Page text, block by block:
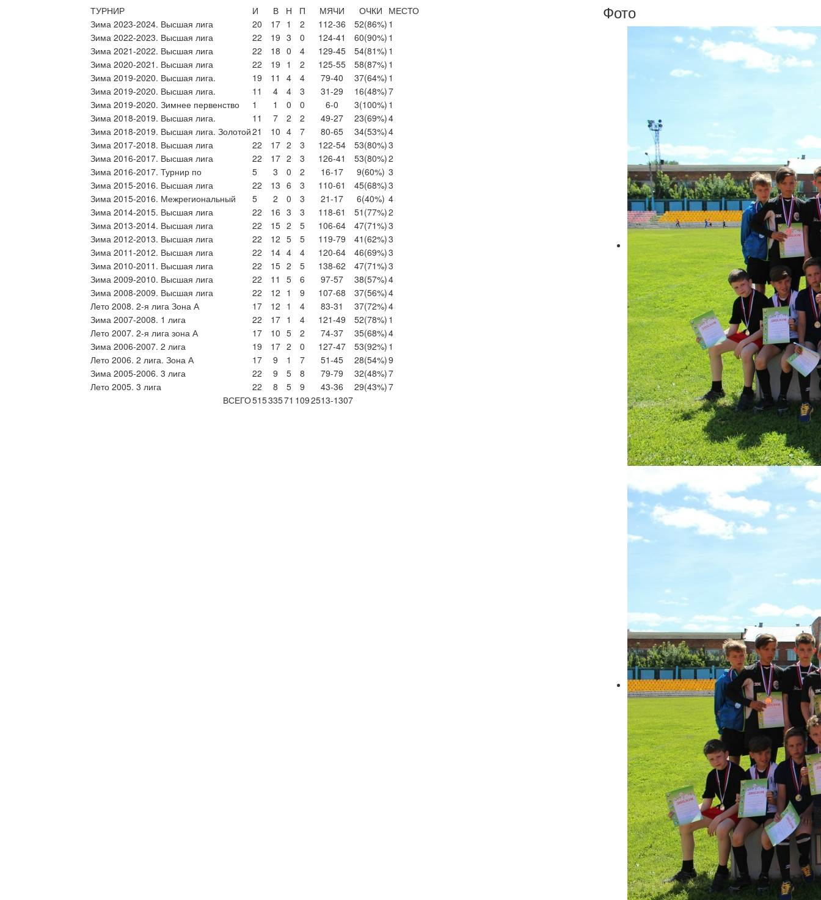
ТУРНИР
И В Н П МЯЧИ ОЧКИ МЕСТО
Зима 2023-2024. Высшая лига
20 17 1 2 112-36 52(86%) 1
Зима 2022-2023. Высшая лига
22 19 3 0 124-41 60(90%) 1
Зима 2021-2022. Высшая лига
22 18 0 4 129-45 54(81%) 1
Зима 2020-2021. Высшая лига
22 19 1 2 125-55 58(87%) 1
Зима 2019-2020. Высшая лига.
19 11 4 4 79-40 37(64%) 1
Зима 2019-2020. Высшая лига.
11 4 4 3 31-29 16(48%)7
Зима 2019-2020. Зимнее первенство
1 1 0 0 6-0 3(100%) 1
Зима 2018-2019. Высшая лига.
11 7 2 2 49-27 23(69%)4
Зима 2018-2019. Высшая лига. Золотой21 10 4 7 80-65 34(53%)4
Зима 2017-2018. Высшая лига
22 17 2 3 122-54 53(80%)3
Зима 2016-2017. Высшая лига
22 17 2 3 126-41 53(80%)2
Зима 2016-2017. Турнир по
5 3 0 2 16-17 9(60%) 3
Зима 2015-2016. Высшая лига
22 13 6 3 110-61 45(68%)3
Зима 2015-2016. Межрегиональный
5 2 0 3 21-17 6(40%) 4
Зима 2014-2015. Высшая лига
22 16 3 3 118-61 51 (77%)2
Зима 2013-2014. Высшая лига
22 15 2 5 106-64 47(71%)3
Зима 2012-2013. Высшая лига
22 12 5 5 119-79 41 (62%)3
Зима 2011-2012. Высшая лига
22 14 4 4 120-64 46(69%)3
Зима 2010-2011. Высшая лига
22 15 2 5 138-62 47(71%)3
Зима 2009-2010. Высшая лига
22 11 5 6 97-57 38(57%)4
Зима 2008-2009. Высшая лига
22 12 1 9 107-68 37(56%)4
Лето 2008. 2-я лига Зона А
17 12 1 4 83-31 37(72%)4
Зима 2007-2008. 1 лига
22 17 1 4 121-49 52(78%) 1
Лето 2007. 2-я лига зона А
17 10 5 2 74-37 35(68%)4
Зима 2006-2007. 2 лига
19 17 2 0 127-47 53(92%) 1
Лето 2006. 2 лига. Зона А
17 9 1 7 51-45 28(54%)9
Зима 2005-2006. 3 лига
22 9 5 8 79-79 32(48%)7
Лето 2005. 3 лига
22 8 5 9 43-36 29(43%)7
ВСЕГО51533571 1092513-1307
Фото